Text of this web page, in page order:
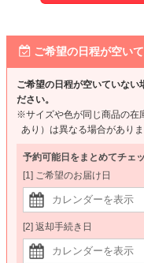
ご希望の日程が空い
ご希望の日程が空いていない
ださい。
※サイズや色が同じ商品の在
あり）は異なる場合がありま
予約可能日をまとめてチェ
[1] ご希望のお届け日
[2] 返却手続き日